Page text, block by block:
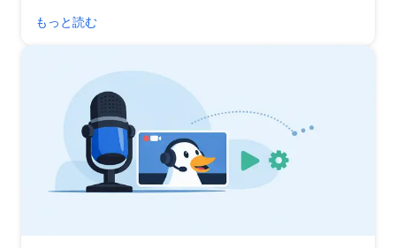
もっと読む